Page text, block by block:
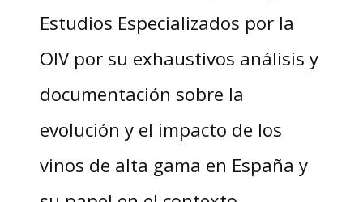
Estudios Especializados por la
OIV por su exhaustivos análisis y
documentación sobre la
evolución y el impacto de los
vinos de alta gama en España y